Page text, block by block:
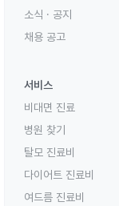
소식 · 공지
채용 공고
서비스
비대면 진료
병원 찾기
탈모 진료비
다이어트 진료비
여드름 진료비